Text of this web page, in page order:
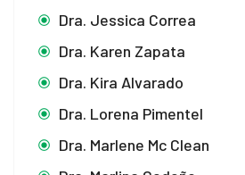
Dra. Jessica Correa
Dra. Karen Zapata
Dra. Kira Alvarado
Dra. Lorena Pimentel
Dra. Marlene Mc Clean